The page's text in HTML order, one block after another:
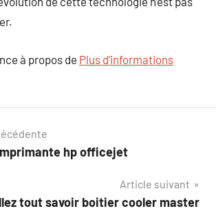
à propos de Plus d’informations
hp officejet
Article suivant
tout savoir boitier cooler master